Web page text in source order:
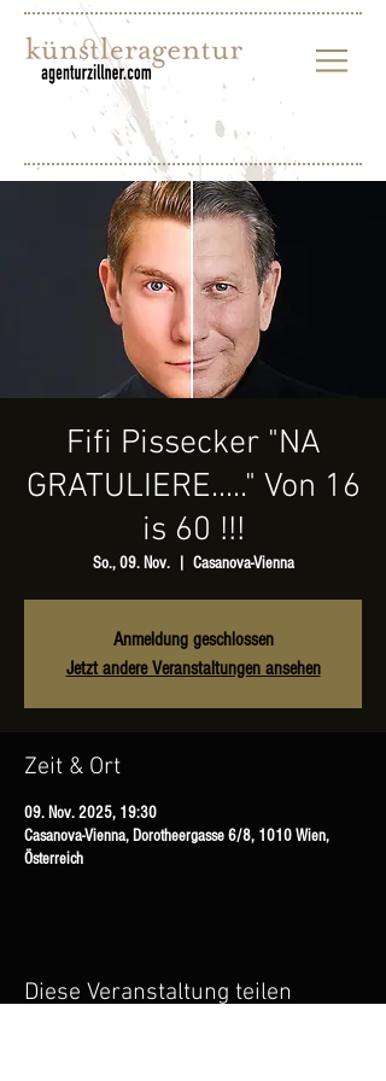
Fifi Pissecker "NA
GRATULIERE....." Von 16
is 60 !!!
So., 09. Nov.
  |
Casanova-Vienna
Anmeldung geschlossen
Jetzt andere Veranstaltungen ansehen
Zeit & Ort
09. Nov. 2025, 19:30
Casanova-Vienna, Dorotheergasse 6/8, 1010 Wien,
Österreich
Diese Veranstaltung teilen